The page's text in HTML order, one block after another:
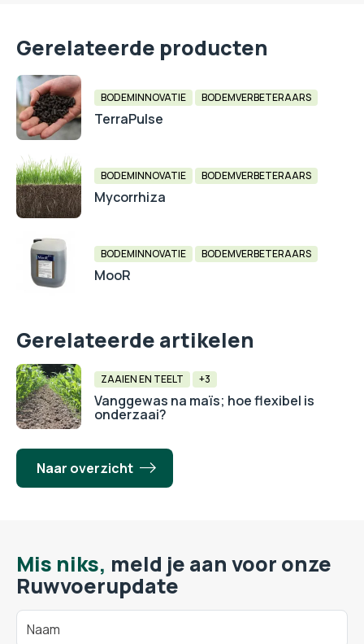
Gerelateerde producten
BODEMINNOVATIE BODEMVERBETERAARS
TerraPulse
BODEMINNOVATIE BODEMVERBETERAARS
Mycorrhiza
BODEMINNOVATIE BODEMVERBETERAARS
MooR
Gerelateerde artikelen
ZAAIEN EN TEELT +3
Vanggewas na maïs; hoe flexibel is
onderzaai?
Naar overzicht
Mis niks, meld je aan voor onze
Ruwvoerupdate